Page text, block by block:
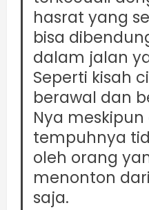
hasrat yang
bisa
dalam jalan
Seperti kisah
berawal dan
Nya
tempuhnya
oleh orang
menonton
saja.